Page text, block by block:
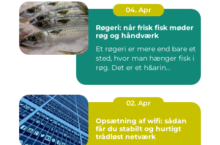
04. Apr
Røgeri: når frisk fisk møder
røg og håndværk
Et røgeri er mere end bare et
sted, hvor man hænger fisk i
røg. Det er et h&arin...
02. Apr
Opsætning af wifi: sådan
får du stabilt og hurtigt
trådløst netværk